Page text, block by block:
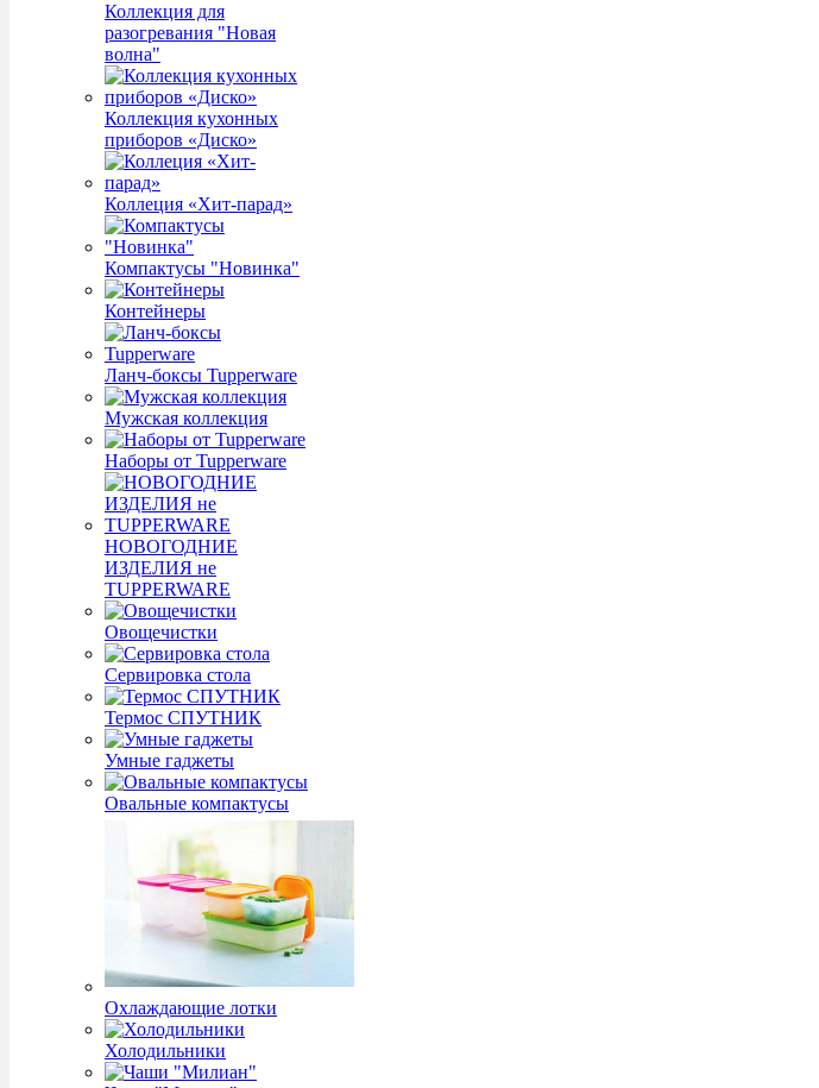
Коллекция для
разогревания "Новая
волна"
Коллекция кухонных
приборов «Диско»
Коллеция «Хит-парад»
Компактусы "Новинка"
Контейнеры
Ланч-боксы Tupperware
Мужская коллекция
Наборы от Tupperware
НОВОГОДНИЕ
ИЗДЕЛИЯ не
TUPPERWARE
Овощечистки
Сервировка стола
Термос СПУТНИК
Умные гаджеты
Овальные компактусы
Охлаждающие лотки
Холодильники